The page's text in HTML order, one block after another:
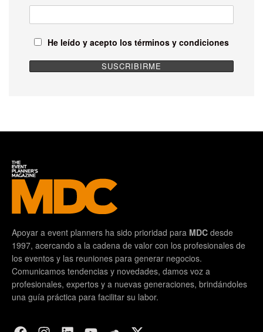
He leído y acepto los términos y condiciones
Apoyar a event planners ha sido prioridad para MDC desde
1997, acercando a la cadena de valor con los profesionales de
los eventos y las reuniones para generar negocios.
Comunicamos tendencias y novedades, damos voz a
profesionales, expertos y a nuevas generaciones, brindándoles
una guía práctica para facilitar su labor.